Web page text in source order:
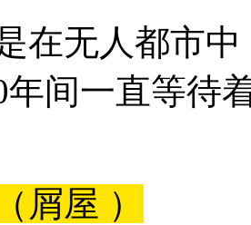
在无人都市
年间一直等待
屑屋 ）